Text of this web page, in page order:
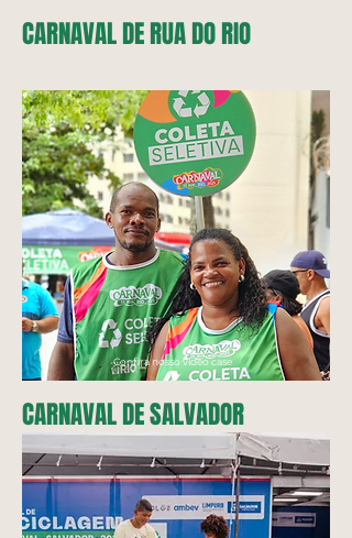
CARNAVAL DE RUA DO RIO
Confira nosso vídeo case
CARNAVAL DE SALVADOR